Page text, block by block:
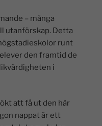
– många
utanförskap. Detta
runt
den framtid de
i
att få ut den här
nappat är ett